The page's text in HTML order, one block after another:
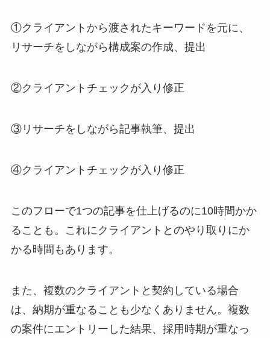
①クライアントから渡されたキーワードを元に、
リサーチをしながら構成案の作成、提出
②クライアントチェックが入り修正
③リサーチをしながら記事執筆、提出
④クライアントチェックが入り修正
このフローで1つの記事を仕上げるのに10時間かか
ることも。これにクライアントとのやり取りにか
かる時間もあります。
また、複数のクライアントと契約している場合
は、納期が重なることも少なくありません。複数
の案件にエントリーした結果、採用時期が重なっ